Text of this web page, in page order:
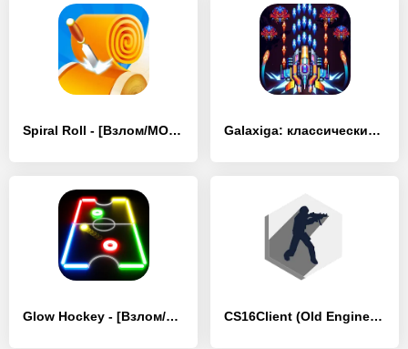
Spiral Roll - [Взлом/МОД Все открыто] Galaxiga: классический шутер - [Взлом/МОД Все открыто]
Glow Hockey - [Взлом/МОД Все открыто] CS16Client (Old Engine) - [Взлом/МОД Бесконечные деньги]